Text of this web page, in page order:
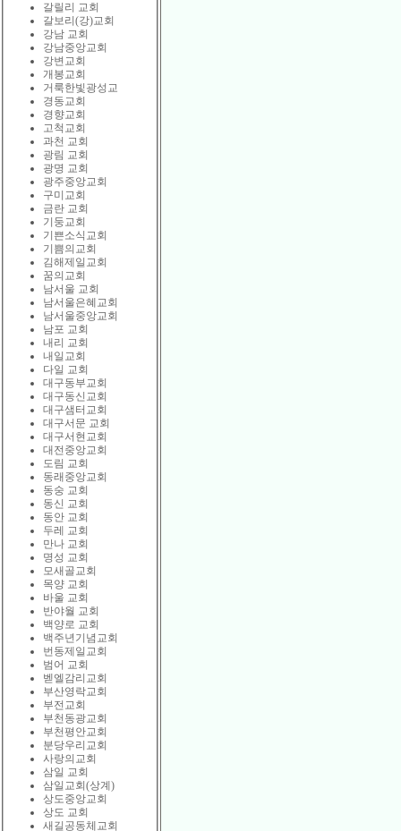
갈릴리 교회
갈보리(강)교회
강남 교회
강남중앙교회
강변교회
개봉교회
거룩한빛광성교
경동교회
경향교회
고척교회
과천 교회
광림 교회
광명 교회
광주중앙교회
구미교회
금란 교회
기둥교회
기쁜소식교회
기쁨의교회
김해제일교회
꿈의교회
남서울 교회
남서울은혜교회
남서울중앙교회
남포 교회
내리 교회
내일교회
다일 교회
대구동부교회
대구동신교회
대구샘터교회
대구서문 교회
대구서현교회
대전중앙교회
도림 교회
동래중앙교회
동숭 교회
동신 교회
동안 교회
두레 교회
만나 교회
명성 교회
모새골교회
목양 교회
바울 교회
반야월 교회
백양로 교회
백주년기념교회
번동제일교회
범어 교회
벧엘감리교회
부산영락교회
부전교회
부천동광교회
부천평안교회
분당우리교회
사랑의교회
삼일 교회
삼일교회(상계)
상도중앙교회
상도 교회
새길공동체교회